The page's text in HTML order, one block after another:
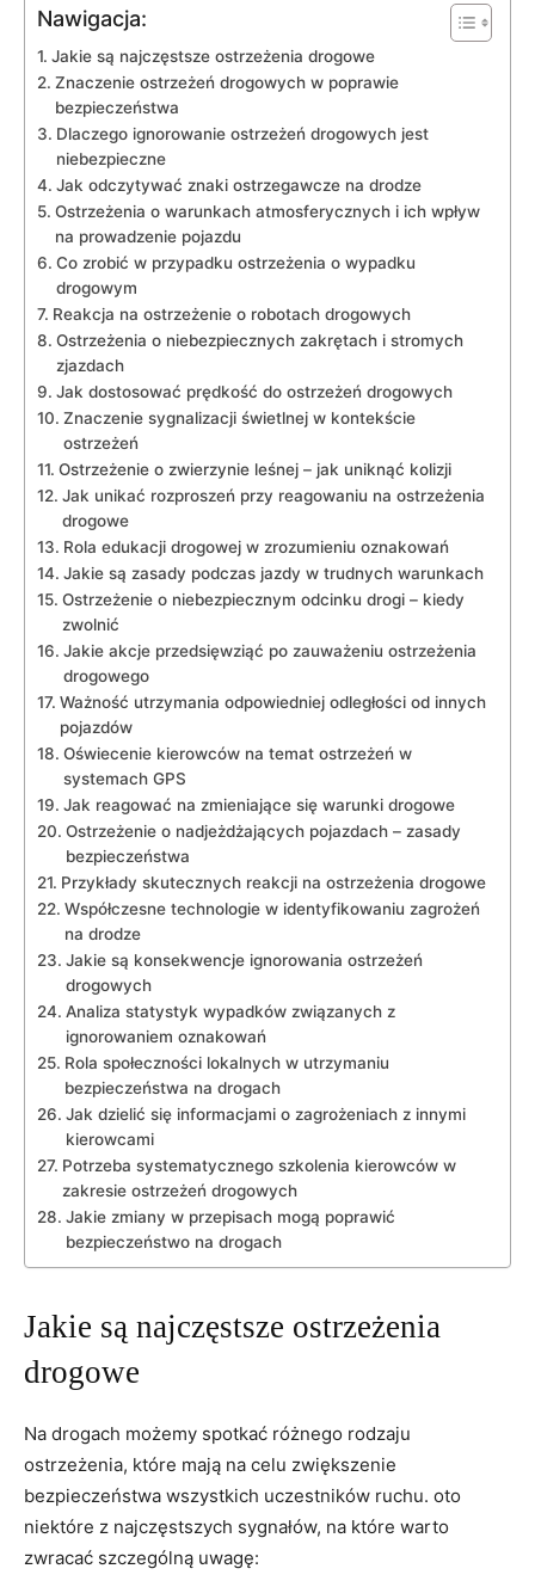
Nawigacja:
Jakie są⁣ najczęstsze ostrzeżenia drogowe
Znaczenie ‍ostrzeżeń drogowych w poprawie ​
bezpieczeństwa
Dlaczego ignorowanie‌ ostrzeżeń drogowych jest
niebezpieczne
Jak‍ odczytywać znaki ostrzegawcze na ​drodze
Ostrzeżenia o warunkach atmosferycznych⁣ i ich wpływ
na prowadzenie pojazdu
Co zrobić w ‌przypadku ostrzeżenia o wypadku
drogowym
Reakcja na ostrzeżenie o robotach⁣ drogowych
Ostrzeżenia ‍o niebezpiecznych zakrętach i stromych⁣
zjazdach
Jak dostosować⁣ prędkość do ostrzeżeń ​drogowych
Znaczenie sygnalizacji świetlnej w kontekście
‌ostrzeżeń
Ostrzeżenie⁤ o⁣ zwierzynie leśnej ⁤– jak uniknąć kolizji
Jak unikać rozproszeń⁣ przy‍ reagowaniu na ⁣ostrzeżenia
drogowe
Rola edukacji drogowej w zrozumieniu oznakowań
Jakie są zasady podczas jazdy w trudnych warunkach
Ostrzeżenie o niebezpiecznym odcinku drogi – kiedy
zwolnić
Jakie akcje przedsięwziąć po zauważeniu ostrzeżenia
drogowego
Ważność utrzymania odpowiedniej⁢ odległości od ⁤innych
pojazdów
Oświecenie kierowców na temat ostrzeżeń w
systemach GPS
Jak ​reagować‌ na zmieniające się warunki drogowe
Ostrzeżenie o nadjeżdżających ​pojazdach – ⁣zasady
bezpieczeństwa
Przykłady skutecznych reakcji na ostrzeżenia drogowe
Współczesne⁢ technologie w identyfikowaniu zagrożeń
na drodze
Jakie ⁣są konsekwencje⁤ ignorowania ostrzeżeń
drogowych
Analiza statystyk‍ wypadków związanych z
ignorowaniem oznakowań
Rola społeczności lokalnych w utrzymaniu‍
bezpieczeństwa na drogach
Jak ​dzielić ⁢się informacjami ⁢o zagrożeniach z‌ innymi
⁣kierowcami
Potrzeba systematycznego szkolenia ⁢kierowców⁣ w
zakresie ostrzeżeń​ drogowych
Jakie⁤ zmiany w przepisach ​mogą ⁣poprawić
bezpieczeństwo na drogach
Jakie są⁣ najczęstsze ostrzeżenia
drogowe
Na ​drogach możemy ⁤spotkać różnego rodzaju
ostrzeżenia, które ⁢mają na celu ‌zwiększenie
⁣bezpieczeństwa ‍wszystkich ‍uczestników ruchu. oto‌
niektóre‌ z najczęstszych sygnałów, na które warto
zwracać ‌szczególną uwagę: